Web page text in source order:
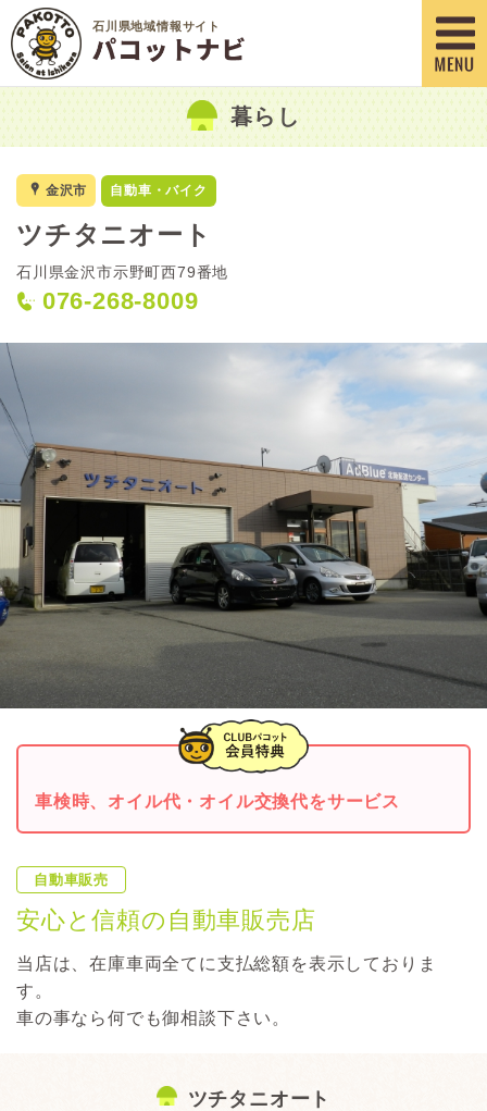
石川県地域情報サイト
暮らし
x 金沢市 自動車・バイク
ツチタニオート
石川県金沢市示野町西79番地
< 076-268-8009
車検時、オイル代・オイル交換代をサービス
自動車販売
安心と信頼の自動車販売店
当店は、在庫車両全てに支払総額を表示しておりま
す。
車の事なら何でも御相談下さい。
ツチタニオート